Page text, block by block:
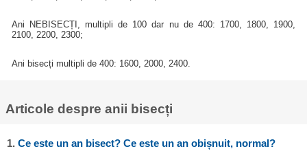
Ani NEBISECȚI, multipli de 100 dar nu de 400: 1700, 1800, 1900,
2100, 2200, 2300;
Ani bisecți multipli de 400: 1600, 2000, 2400.
Articole despre anii bisecți
1.Ce este un an bisect? Ce este un an obișnuit, normal?